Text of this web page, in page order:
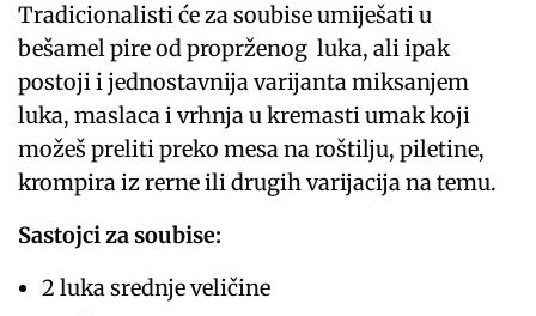
Tradicionalisti će za soubise umiješati u
bešamel pire od proprženog luka, ali ipak
postoji i jednostavnija varijanta miksanjem
luka, maslaca i vrhnja u kremasti umak koji
možeš preliti preko mesa na roštilju, piletine,
krompira iz rerne ili drugih varijacija na temu.
Sastojci za soubise:
2 luka srednje veličine